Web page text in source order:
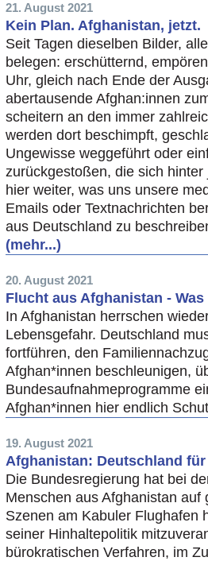
21. August 2021
Kein Plan. Afghanistan, jetzt.
Seit Tagen dieselben Bilder,
belegen: erschütternd,
Uhr, gleich nach Ende der
abertausende Afghan:innen
scheitern an den immer
werden dort beschimpft,
Ungewisse weggeführt oder
zurückgestoßen, die sich
hier weiter, was uns unsere
Emails oder Textnachrichten
aus Deutschland zu
(mehr...)
20. August 2021
Flucht aus Afghanistan -
In Afghanistan herrschen
Lebensgefahr. Deutschland
fortführen, den
Afghan*innen beschleunigen,
Bundesaufnahmeprogramme
Afghan*innen hier endlich
19. August 2021
Afghanistan: Deutschland
Die Bundesregierung hat bei
Menschen aus Afghanistan
Szenen am Kabuler Flughafen
seiner Hinhaltepolitik
bürokratischen Verfahren, im